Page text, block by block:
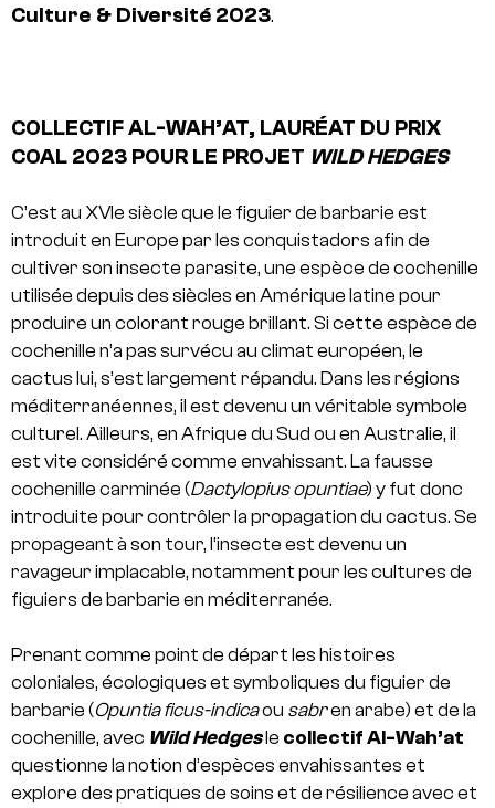
Culture & Diversité 2023.
COLLECTIF AL-WAH’AT, LAURÉAT DU PRIX
COAL 2023 POUR LE PROJET WILD HEDGES
C’est au XVIe siècle que le figuier de barbarie est
introduit en Europe par les conquistadors afin de
cultiver son insecte parasite, une espèce de cochenille
utilisée depuis des siècles en Amérique latine pour
produire un colorant rouge brillant. Si cette espèce de
cochenille n’a pas survécu au climat européen, le
cactus lui, s’est largement répandu. Dans les régions
méditerranéennes, il est devenu un véritable symbole
culturel. Ailleurs, en Afrique du Sud ou en Australie, il
est vite considéré comme envahissant. La fausse
cochenille carminée (Dactylopius opuntiae) y fut donc
introduite pour contrôler la propagation du cactus. Se
propageant à son tour, l’insecte est devenu un
ravageur implacable, notamment pour les cultures de
figuiers de barbarie en méditerranée.
Prenant comme point de départ les histoires
coloniales, écologiques et symboliques du figuier de
barbarie (Opuntia ficus-indicaou sabren arabe) et de la
cochenille, avec Wild Hedgesle collectif Al-Wah’at
questionne la notion d’espèces envahissantes et
explore des pratiques de soins et de résilience avec et